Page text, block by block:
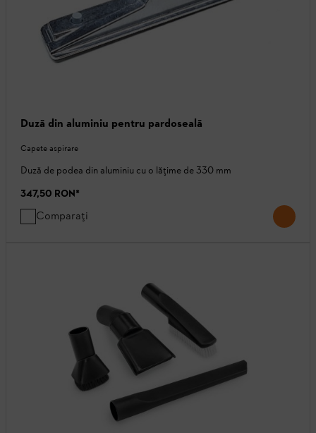
Duză din aluminiu pentru pardoseală
Capete aspirare
Duză de podea din aluminiu cu o lățime de 330 mm
347,50 RON*
Comparați